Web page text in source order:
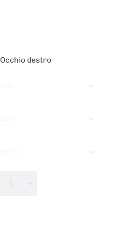
Occhio destro